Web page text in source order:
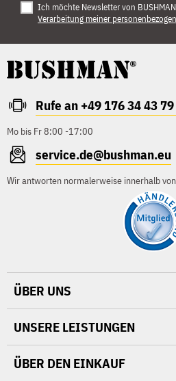
Ich möchte Newsletter von
Verarbeitung meiner
Rufe an +49 176 34 43
Mo bis Fr 8:00 -17:00
service.de@bushman.eu
Wir antworten normalerweise innerhalb
ÜBER UNS
UNSERE LEISTUNGEN
ÜBER DEN EINKAUF